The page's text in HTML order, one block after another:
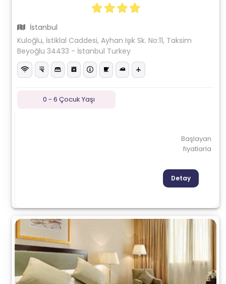
İstanbul
Kuloğlu, İstiklal Caddesi, Ayhan Işık Sk. No:11, Taksim
Beyoğlu 34433 - İstanbul Turkey
0 - 6 Çocuk Yaşı
Başlayan
fiyatlarla
Detay